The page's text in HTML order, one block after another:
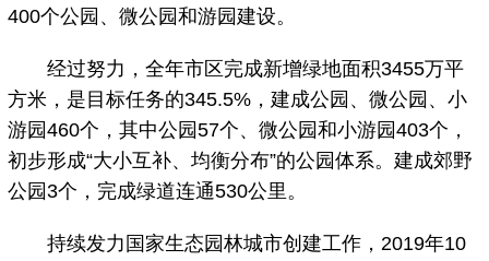
400个公园、微公园和游园建设。
经过努力，全年市区完成新增绿地面积3455万平
方米，是目标任务的345.5%，建成公园、微公园、小
游园460个，其中公园57个、微公园和小游园403个，
初步形成“大小互补、均衡分布”的公园体系。建成郊野
公园3个，完成绿道连通530公里。
持续发力国家生态园林城市创建工作，2019年10